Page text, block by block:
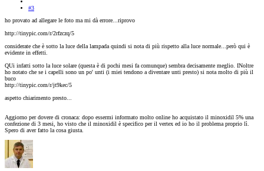
#3
ho provato ad allegare le foto ma mi dà errore...riprovo
http://tinypic.com/r/2rfzczq/5
considerate che è sotto la luce della lampada quindi si nota di più rispetto alla luce normale...però qui è
evidente in effetti.
QUi infatti sotto la luce solare (questa è di pochi mesi fa comunque) sembra decisamente meglio. INoltre
ho notato che se i capelli sono un po' unti (i miei tendono a diventare unti presto) si nota molto di più il
buco
http://tinypic.com/r/jt9kec/5
aspetto chiarimento presto...
Aggiorno per dovere di cronaca: dopo essermi informato molto online ho acquistato il minoxidil 5% una
confezione di 3 mesi, ho visto che il minoxidil è specifico per il vertex ed io ho il problema proprio lì.
Spero di aver fatto la cosa giusta.